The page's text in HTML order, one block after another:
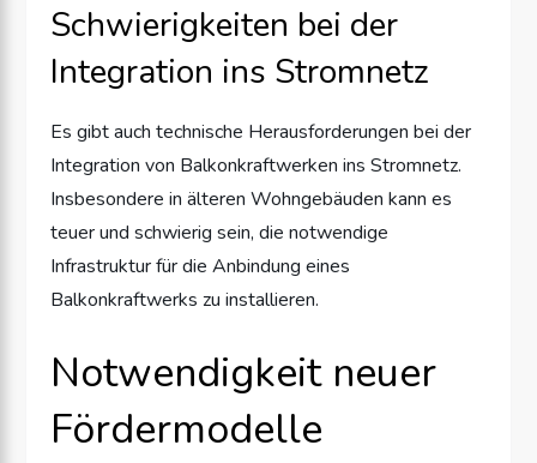
Schwierigkeiten bei der
Integration ins Stromnetz
Es gibt auch technische Herausforderungen bei der
Integration von Balkonkraftwerken ins Stromnetz.
Insbesondere in älteren Wohngebäuden kann es
teuer und schwierig sein, die notwendige
Infrastruktur für die Anbindung eines
Balkonkraftwerks zu installieren.
Notwendigkeit neuer
Fördermodelle